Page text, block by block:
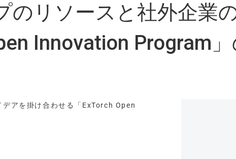
のリソースと社外企業
Innovation Program」
アを掛け合わせる「ExTorch Open